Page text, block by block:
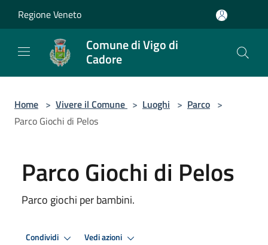
Regione Veneto
Comune di Vigo di
Cadore
Home > Vivere il Comune > Luoghi > Parco >
Parco Giochi di Pelos
Parco Giochi di Pelos
Parco giochi per bambini.
Condividi Vedi azioni